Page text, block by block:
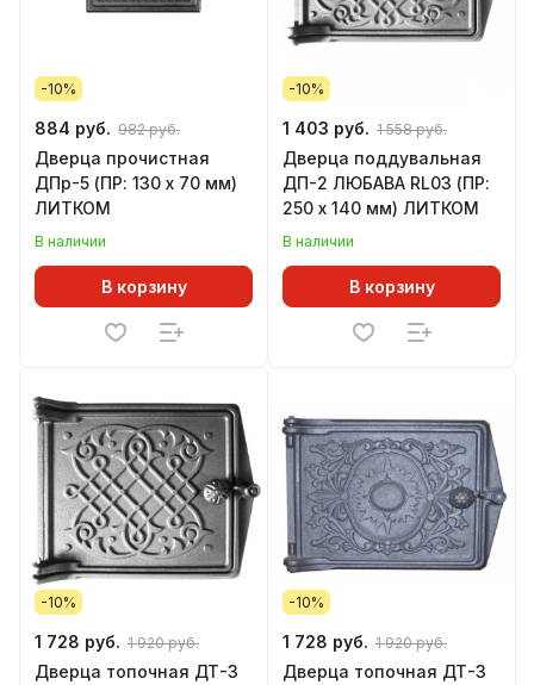
-10%
884 руб. 982 руб.
Дверца прочистная
ДПр-5 (ПР: 130 х 70 мм)
ЛИТКОМ
В наличии
В корзину
-10%
1 403 руб. 1 558 руб.
Дверца поддувальная
ДП-2 ЛЮБАВА RL03 (ПР:
250 х 140 мм) ЛИТКОМ
В наличии
В корзину
-10%
1 728 руб. 1 920 руб.
Дверца топочная ДТ-3
-10%
1 728 руб. 1 920 руб.
Дверца топочная ДТ-3